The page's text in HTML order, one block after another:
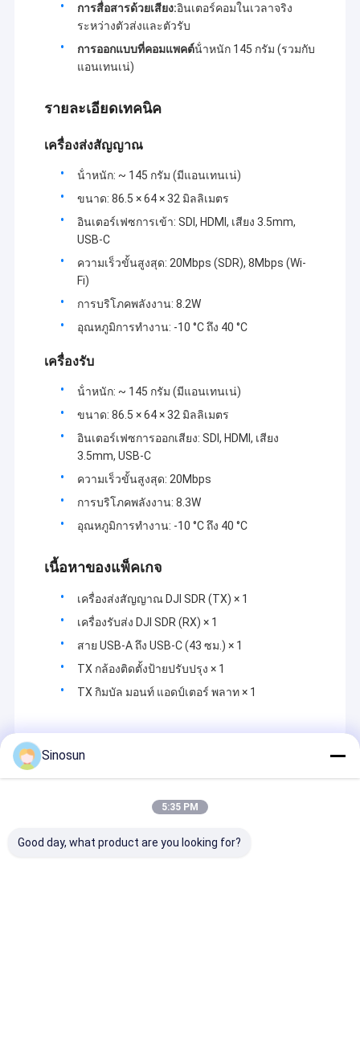
เกี่ยวกับเรา
ติดต่อเรา
วิทยุเครือข่ายตาข่าย
ลิงค์ข้อมูล/วิดีโอ HD/เครือข่ายไร้สายอุตสาหกรรม
การส่งข้อมูลแบบไร้สาย
การสื่อสารด้วยเสียง:อินเตอร์คอมในเวลาจริง
ระหว่างตัวส่งและตัวรับ
การออกแบบที่คอมแพคต์น้ําหนัก 145 กรัม (รวมกับ
แอนเทนเน่)
รายละเอียดเทคนิค
เครื่องส่งสัญญาณ
น้ําหนัก: ~ 145 กรัม (มีแอนเทนเน่)
ขนาด: 86.5 × 64 × 32 มิลลิเมตร
อินเตอร์เฟซการเข้า: SDI, HDMI, เสียง 3.5mm,
USB-C
ความเร็วขั้นสูงสุด: 20Mbps (SDR), 8Mbps (Wi-
Fi)
การบริโภคพลังงาน: 8.2W
อุณหภูมิการทํางาน: -10 °C ถึง 40 °C
เครื่องรับ
น้ําหนัก: ~ 145 กรัม (มีแอนเทนเน่)
ขนาด: 86.5 × 64 × 32 มิลลิเมตร
อินเตอร์เฟซการออกเสียง: SDI, HDMI, เสียง
3.5mm, USB-C
ความเร็วขั้นสูงสุด: 20Mbps
การบริโภคพลังงาน: 8.3W
อุณหภูมิการทํางาน: -10 °C ถึง 40 °C
เนื้อหาของแพ็คเกจ
เครื่องส่งสัญญาณ DJI SDR (TX) × 1
เครื่องรับส่ง DJI SDR (RX) × 1
สาย USB-A ถึง USB-C (43 ซม.) × 1
TX กล้องติดตั้งป้ายปรับปรุง × 1
TX กิมบัล มอนท์ แอดป์เตอร์ พลาท × 1
Recommended Products
บริษัท เซ็นเจ่น ซีโนซุน เทคโนโลยี จํากัด (Shenzhen
Sinosun Technology Co.,Ltd.) ได้ดําเนินธุรกิจในด้าน
บริการส่งข้อมูลไร้สายตั้งแต่ปี 1996 เช่น การพัฒนาสินค้า,
ในอุตสาหกรรมโลกในอุปกรณ์ส่งข้อมูลไร้สายขึ้นอยู่กับคุณ
สมบัติที่นําไปใช้ในสาขาต่าง ๆ และพึ่งพาการพัฒนาของ
มหาวิทยาลัยและสถาบันวิจัยชื่อดังในประเทศในปัจจุบัน ซิ
นอสันพัฒนาและผลิตวิทยุข้อมูลดิจิตอลที่ทันสมัยที่สุด,วิทยุ
ข้อมูลสมาร์ท,โมดูลข้อมูลดิจิตอล,วิทยุกระโดดความถี่
ความเร็วสูง,อุตสาหกรรมไร้สายเอเธอร์เน็ต,เครือข่ายวิทยุ
วีดีโอ HD / โมดูล, AD-HOC/MESH เครือข่าย Mesh ที่จัด
ตนเอง, สายเชื่อมข้อมูลไร้สาย GNSS/RTK, I/O ระยะไกลไร้
สายอุตสาหกรรม, เครื่องรับข้อมูลมือถือและเครื่องรับเสียง,
เครื่องขยายพลังงาน RF สองทิศเครื่องรหัสเสียง-รหัสถอน
เสียง, การเชื่อมต่อพอร์ตซับซ้อนหลายชุด, โมดูลโค้ดที่อยู่
หลายในน้ํามัน / ก๊าซ, น้ํา / ไฟฟ้าเครือข่ายพลังงาน/ระบบ
ถนน/แผ่นดินไหว/สภาพอากาศ/คุ้มครองสิ่งแวดล้อม, การ
ควบคุมการเก็บข้อมูลและ GPS, การสํารวจ, การเงิน, โลหะ
แบบไร้สายอุตสาหกรรม, การถ่ายทอดวีดีโอระยะไกล
เครื่องบินไร้คนขับ / เรือไร้คนขับ / รถไร้คนขับ และสาย
เชื่อมข้อมูลไร้สายหลายเส้นทางที่หุ่นยนต์ควบคุม
Sinosun
5:35 PM
Good day, what product are you looking for?